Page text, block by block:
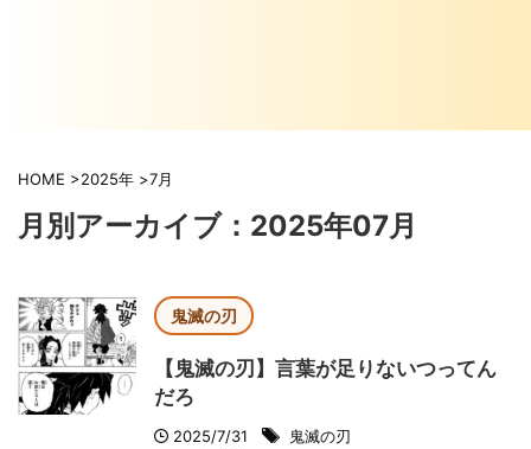
HOME >2025年 >7月
月別アーカイブ：2025年07月
鬼滅の刃
【鬼滅の刃】言葉が足りないつってん
だろ
2025/7/31
鬼滅の刃